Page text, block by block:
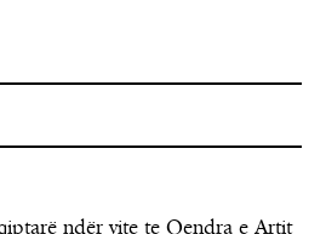
ndër vite te Qendra e Artit